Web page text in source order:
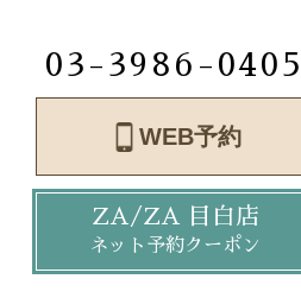
03-3986-0405
WEB予約
ZA/ZA 目白店
ネット予約クーポン